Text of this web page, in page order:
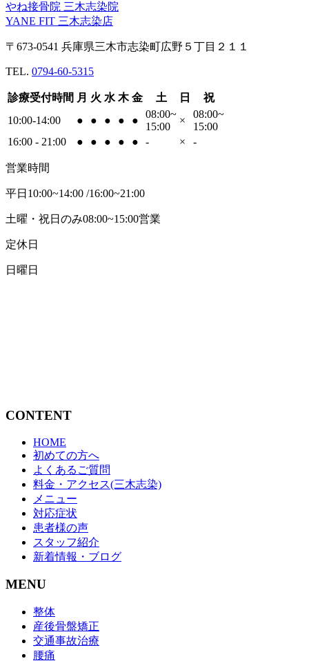
やね接骨院 三木志染院
YANE FIT 三木志染店
〒673-0541 兵庫県三木市志染町広野５丁目２１１
TEL. 0794-60-5315
診療受付時間 月 火 水 木 金 土 日
祝
10:00-14:00
● ● ● ● ●
08:00~
15:00
×
08:00~
15:00
16:00 - 21:00
● ● ● ● ● - × -
営業時間
平日10:00~14:00 /16:00~21:00
土曜・祝日のみ08:00~15:00営業
定休日
日曜日
CONTENT
HOME
初めての方へ
よくあるご質問
料金・アクセス(三木志染)
メニュー
対応症状
患者様の声
スタッフ紹介
新着情報・ブログ
MENU
整体
産後骨盤矯正
交通事故治療
腰痛